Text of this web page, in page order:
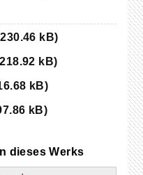
kB)
kB)
kB)
kB)
dieses Werks